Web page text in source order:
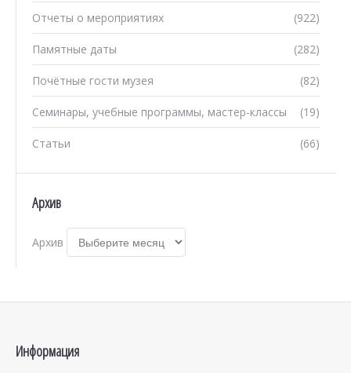
(922)
Отчеты о мероприятиях
(282)
Памятные даты
(82)
Почётные гости музея
(19)
Семинары, учебные программы, мастер-классы
(66)
Статьи
Архив
Архив
Информация